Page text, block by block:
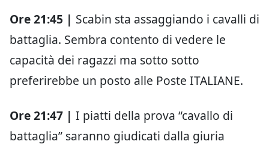
Ore 21:45 | Scabin sta assaggiando i cavalli di
battaglia. Sembra contento di vedere le
capacità dei ragazzi ma sotto sotto
preferirebbe un posto alle Poste ITALIANE.
Ore 21:47 | I piatti della prova “cavallo di
battaglia” saranno giudicati dalla giuria